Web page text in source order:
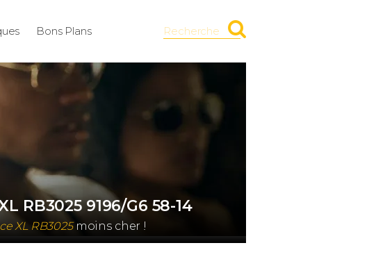
Bons Plans Recherche
RB3025 9196/G6 58-14
XL RB3025moins cher !